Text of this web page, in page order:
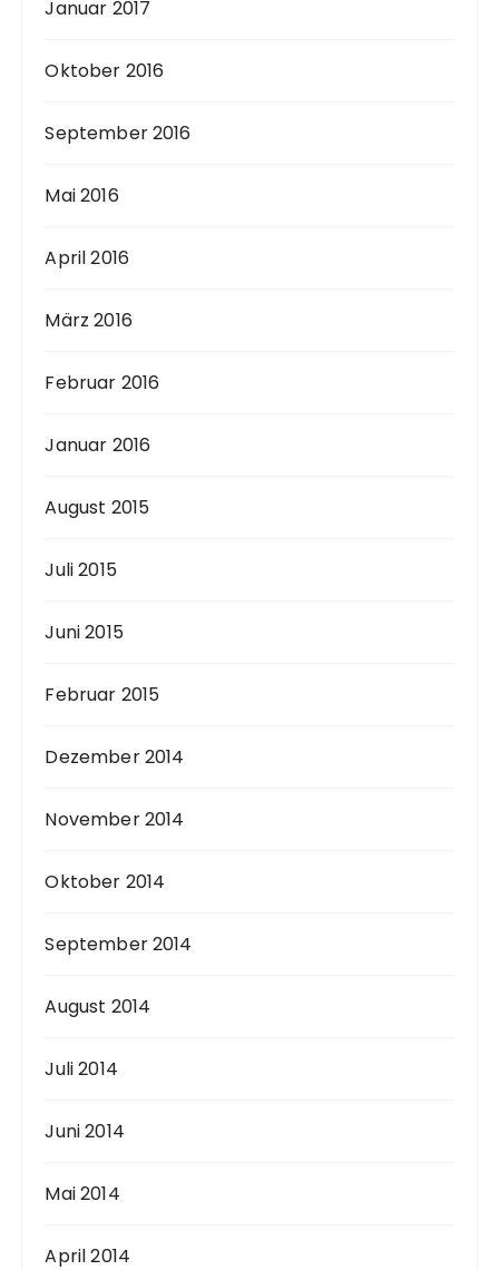
Januar 2017
Oktober 2016
September 2016
Mai 2016
April 2016
März 2016
Februar 2016
Januar 2016
August 2015
Juli 2015
Juni 2015
Februar 2015
Dezember 2014
November 2014
Oktober 2014
September 2014
August 2014
Juli 2014
Juni 2014
Mai 2014
April 2014